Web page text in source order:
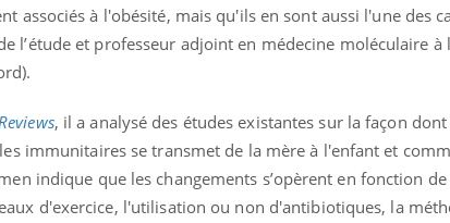
associés à l'obésité, mais qu'ils en sont aussi l'une des
l’étude et professeur adjoint en médecine moléculaire à
, il a analysé des études existantes sur la façon
immunitaires se transmet de la mère à l'enfant et
indique que les changements s’opèrent en fonction de
d'exercice, l'utilisation ou non d'antibiotiques, la